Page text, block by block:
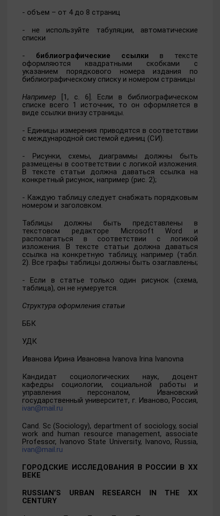
- объем – от 4 до 8 страниц
- не используйте табуляции, автоматические
списки
- библиографические ссылки в тексте
оформляются квадратными скобками с
указанием порядкового номера издания по
библиографическому списку и номером страницы
Например [1, с. 6]. Если в библиографическом
списке всего 1 источник, то он оформляется в
виде ссылки внизу страницы.
- Единицы измерения приводятся в соответствии
с международной системой единиц (СИ).
- Рисунки, схемы, диаграммы должны быть
размещены в соответствии с логикой изложения.
В тексте статьи должна даваться ссылка на
конкретный рисунок, например (рис. 2);
- Каждую таблицу следует снабжать порядковым
номером и заголовком.
Таблицы должны быть представлены в
текстовом редакторе Microsoft Word и
располагаться в соответствии с логикой
изложения. В тексте статьи должна даваться
ссылка на конкретную таблицу, например (табл.
2). Все графы таблицы должны быть озаглавлены;
- Если в статье только один рисунок (схема,
таблица), он не нумеруется.
Структура оформления статьи
ББК
УДК
Иванова Ирина Ивановна Ivanova Irina Ivanovna
Кандидат социологических наук, доцент
кафедры социологии, социальной работы и
управления персоналом, Ивановский
государственный университет, г. Иваново, Россия,
ivan@mail.ru
Cand. Sc (Sociology), department of sociology, social
work and human resource management, associate
Professor, Ivanovo State University, Ivanovo, Russia,
ivan@mail.ru
ГОРОДСКИЕ ИССЛЕДОВАНИЯ В РОССИИ В XX
ВЕКЕ
RUSSIAN’S URBAN RESEARCH IN THE XX
CENTURY